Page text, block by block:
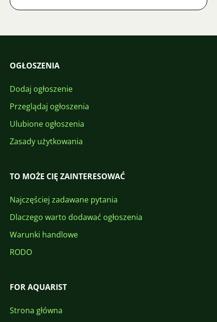
OGŁOSZENIA
Dodaj ogłoszenie
Przeglądaj ogłoszenia
Ulubione ogłoszenia
Zasady użytkowania
TO MOŻE CIĘ ZAINTERESOWAĆ
Najczęściej zadawane pytania
Dlaczego warto dodawać ogłoszenia
Warunki handlowe
RODO
FOR AQUARIST
Strona główna